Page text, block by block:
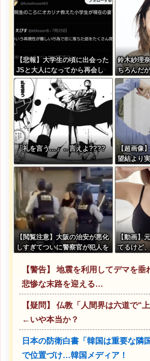
【悲報】大学生の頃に出会った
JSと大人になってから再会し
結婚した男、大炎上してしまう
鈴木紗理
ちろんだ
くことも
「礼を言う…」←言えよ????
【超画像
望結より
【閲覧注意】大阪の治安が悪化
しすぎてついに警察官が犯人を
になってきたな
【動画】
てるけど
【警告】 地震を利用してデマを垂
悲惨な末路を迎える…
【疑問】 仏教「人間界は六道で“
←いや本当か？
日本の防衛白書「韓国は重要な隣
で位置づけ…韓国メディア！